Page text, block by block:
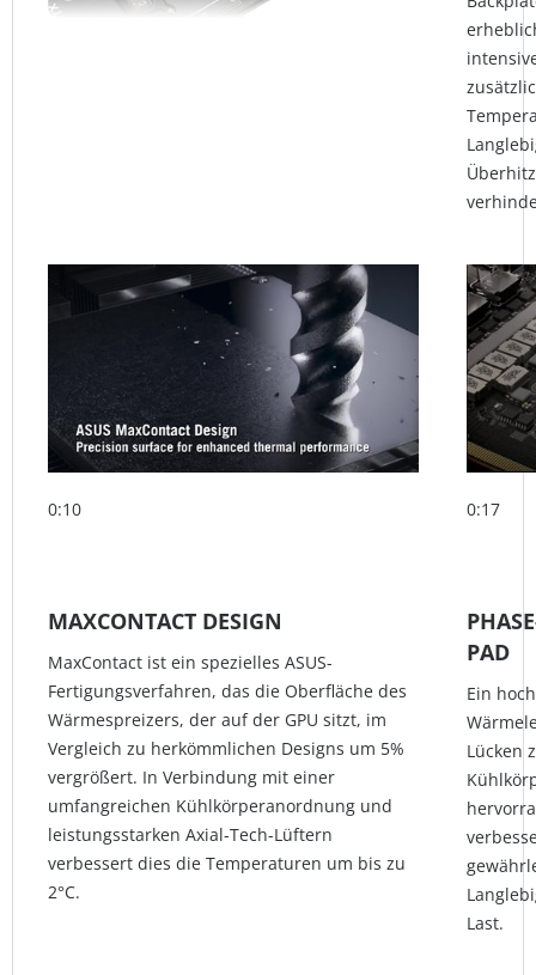
0:10 0:17
MAXCONTACT DESIGN
MaxContact ist ein spezielles ASUS-
Fertigungsverfahren, das die Oberfläche des
Wärmespreizers, der auf der GPU sitzt, im
Vergleich zu herkömmlichen Designs um 5%
vergrößert. In Verbindung mit einer
umfangreichen Kühlkörperanordnung und
leistungsstarken Axial-Tech-Lüftern
verbessert dies die Temperaturen um bis zu
2°C.
PAD
Ein
Lücken
Last.